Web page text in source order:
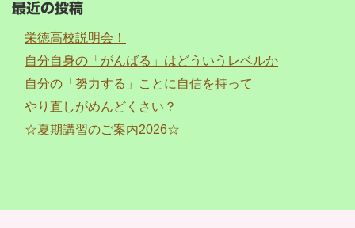
最近の投稿
栄徳高校説明会！
自分自身の「がんばる」はどういうレベルか
自分の「努力する」ことに自信を持って
やり直しがめんどくさい？
☆夏期講習のご案内2026☆